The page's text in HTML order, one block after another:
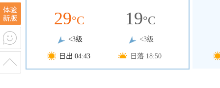
29°C
<3级
日出 04:43
19°C
<3级
日落 18:50